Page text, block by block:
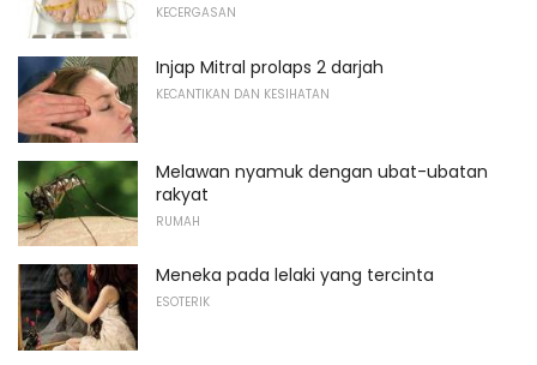
KECERGASAN
Injap Mitral prolaps 2 darjah
KECANTIKAN DAN KESIHATAN
Melawan nyamuk dengan ubat-ubatan
rakyat
RUMAH
Meneka pada lelaki yang tercinta
ESOTERIK